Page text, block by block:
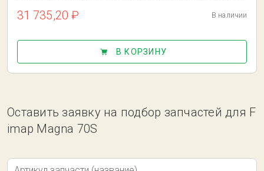
31 735,20 ₽ В наличии
В КОРЗИНУ
Оставить заявку на подбор запчастей для F
imap Magna 70S